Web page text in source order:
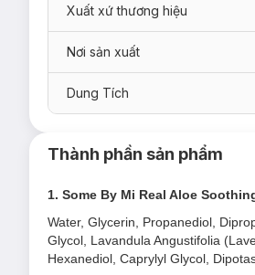
Mặt Nạ Dưỡng Da Some By Mi
Some By Mi
Some By MiReal Cica
Some By Mi
Real
Some By MiReal Hyaluron
Some By MiReal Snail
Some By Mi Real Super
Xuất xứ thương hiệu
Nơi sản xuất
Dung Tích
Thành phần sản phẩm
1. Some By Mi Real Aloe
Water, Glycerin, Propanediol,
Glycol, Lavandula Angustifolia
Hexanediol, Caprylyl Glycol,